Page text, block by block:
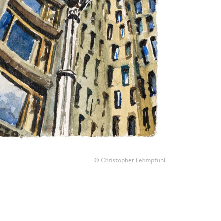
© Christopher Lehmpfuhl